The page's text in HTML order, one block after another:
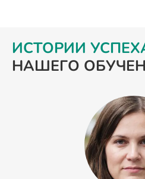
ИСТОРИИ
НАШЕГО